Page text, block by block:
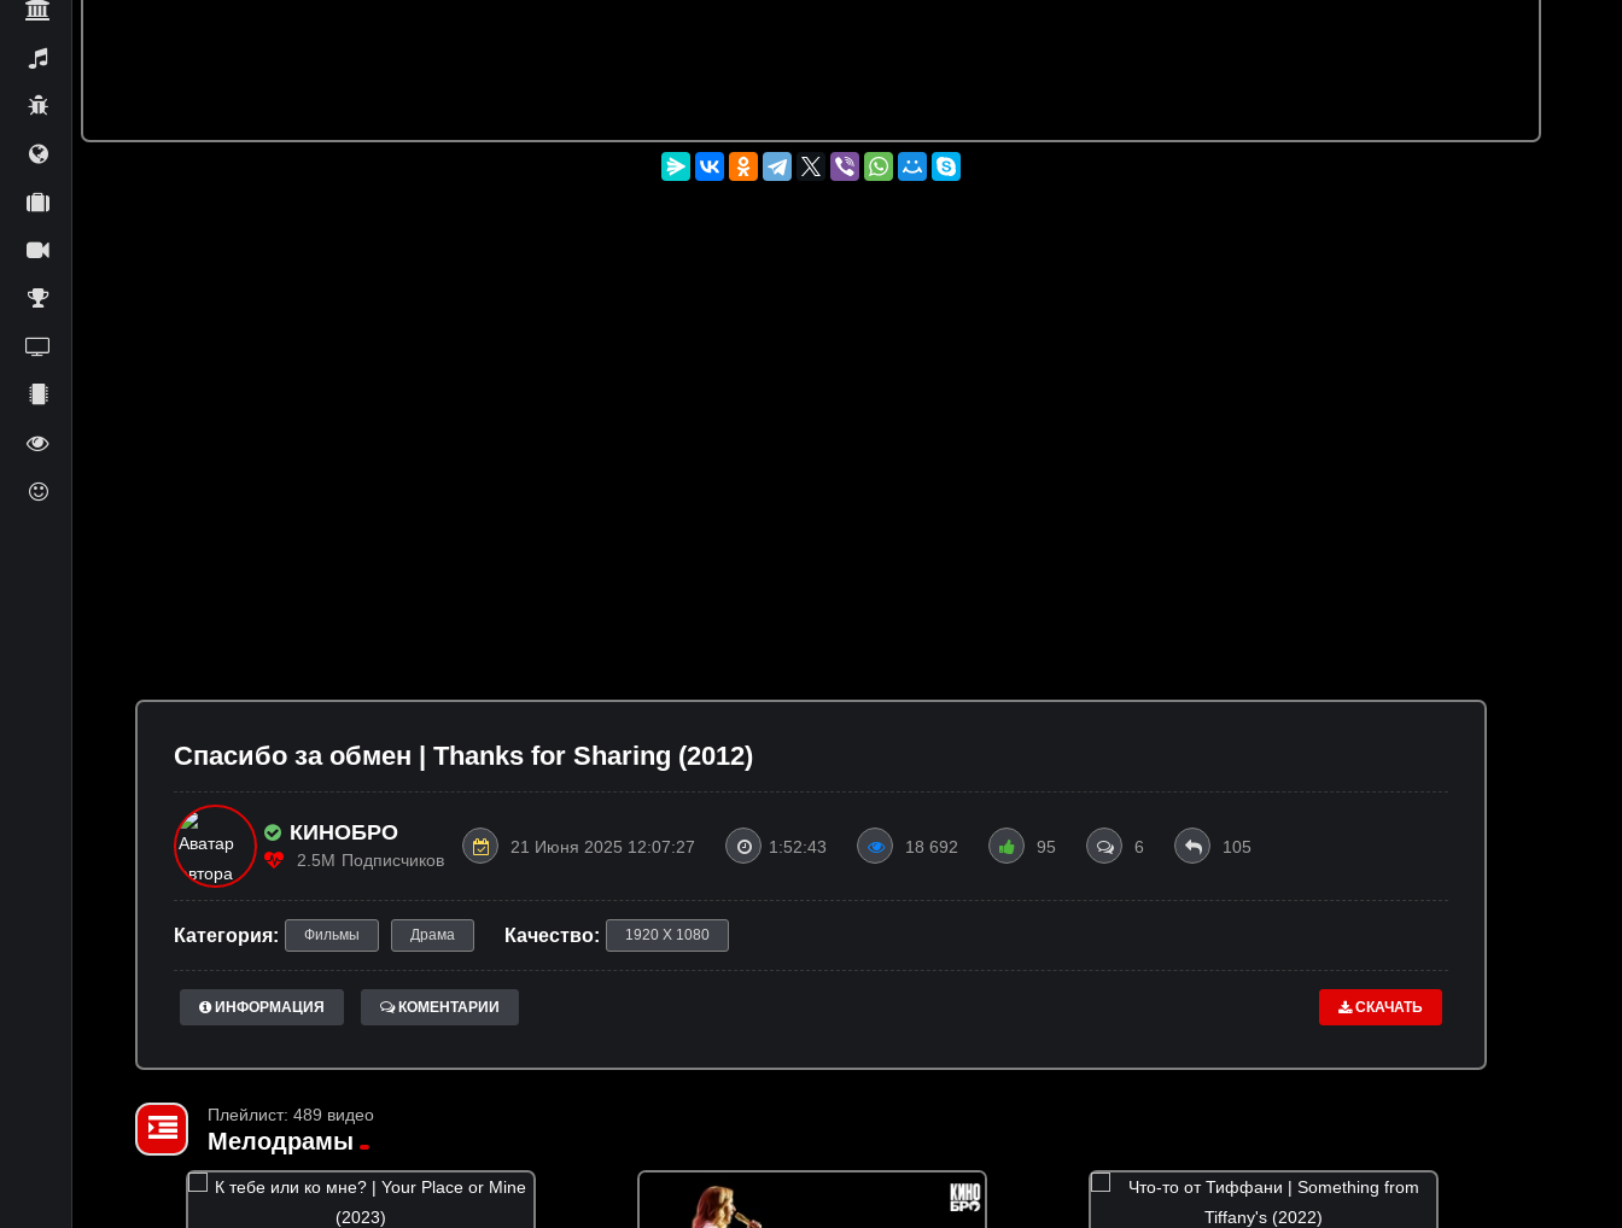
Спасибо за обмен | Thanks for Sharing (2012)
КИНОБРО
2.5M Подписчиков
21 Июня 2025 12:07:27 1:52:43 18 692 95 6 105
Категория: Фильмы Драма Качество: 1920 X 1080
ИНФОРМАЦИЯ КОМЕНТАРИИ СКАЧАТЬ
Плейлист: 489 видео
Мелодрамы